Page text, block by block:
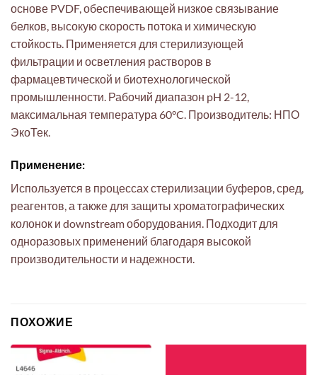
основе PVDF, обеспечивающей низкое связывание
белков, высокую скорость потока и химическую
стойкость. Применяется для стерилизующей
фильтрации и осветления растворов в
фармацевтической и биотехнологической
промышленности. Рабочий диапазон pH 2-12,
максимальная температура 60°C. Производитель: НПО
ЭкоТек.
Применение:
Используется в процессах стерилизации буферов, сред,
реагентов, а также для защиты хроматографических
колонок и downstream оборудования. Подходит для
одноразовых применений благодаря высокой
производительности и надежности.
ПОХОЖИЕ